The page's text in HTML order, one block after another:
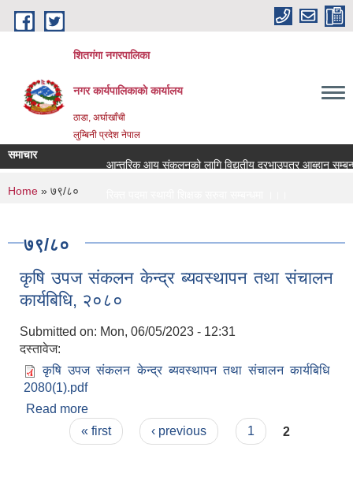
Skip to main content
शितगंगा नगरपालिका
नगर कार्यपालिकाकाे कार्यालय
ठाडा, अर्घाखाँची
लुम्बिनी प्रदेश नेपाल
समाचार
आन्तरिक आय संकलनको लागि विद्युतीय दरभाउपत्र आब्हान
You are here
Home » ७९/८०
७९/८०
कृषि उपज संकलन केन्द्र ब्यवस्थापन तथा संचालन
कार्यबिधि, २०८०
Submitted on: Mon, 06/05/2023 - 12:31
दस्तावेज:
कृषि उपज संकलन केन्द्र ब्यवस्थापन तथा संचालन कार्यबिधि
2080(1).pdf
Read more
कार्यबिधि, २०८०
Pages« first ‹ previous 1 2